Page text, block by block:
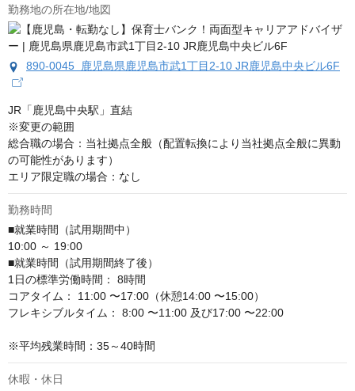
勤務地の所在地/地図
890-0045 鹿児島県鹿児島市武1丁目2-10 JR鹿児島中央ビル6F
JR「鹿児島中央駅」直結
※変更の範囲
総合職の場合：当社拠点全般（配置転換により当社拠点全般に異動
の可能性があります）
エリア限定職の場合：なし
勤務時間
■就業時間（試用期間中）
10:00 ～ 19:00
■就業時間（試用期間終了後）
1日の標準労働時間： 8時間
コアタイム： 11:00 〜17:00（休憩14:00 〜15:00）
フレキシブルタイム： 8:00 〜11:00 及び17:00 〜22:00
※平均残業時間：35～40時間
休暇・休日